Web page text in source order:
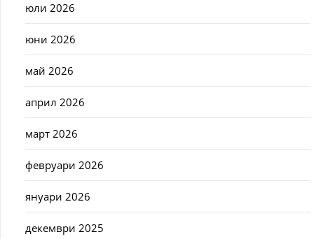
юли 2026
юни 2026
май 2026
април 2026
март 2026
февруари 2026
януари 2026
декември 2025